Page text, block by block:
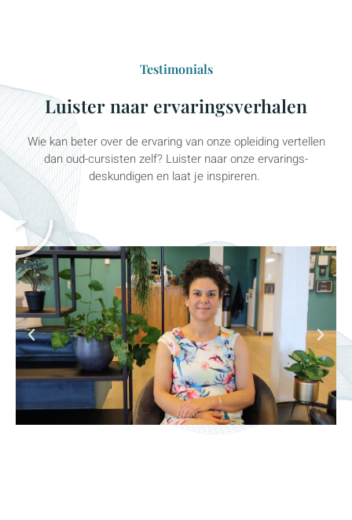
Testimonials
Luister naar ervaringsverhalen
Wie kan beter over de ervaring van onze opleiding vertellen
dan oud-cursisten zelf? Luister naar onze ervarings-
deskundigen en laat je inspireren.